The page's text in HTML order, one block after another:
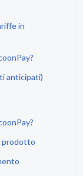
in
anticipati)
prodotto